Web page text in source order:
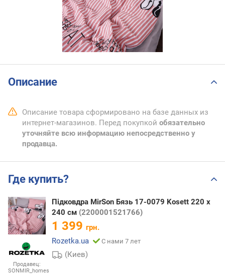
Описание
Описание товара сформировано на базе данных из
интернет-магазинов. Перед покупкой обязательно
уточняйте всю информацию непосредственно у
продавца.
Где купить?
Продавец:
SONMIR_homes
Підковдра MirSon Бязь 17-0079 Kosett 220 x
240 см (2200001521766)
1 399 грн.
Rozetka.ua
С нами 7 лет
(Киев)